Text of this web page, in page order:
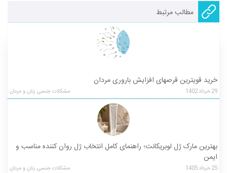
مطالب مرتبط
خرید قویترین قرصهای افزایش باروری مردان
29خرداد1402 مشکلات جنسی زنان و مردان
بهترین مارک ژل لوبریکانت؛ راهنمای کامل انتخاب ژل روان کننده مناسب و
ایمن
25خرداد1405 مشکلات جنسی زنان و مردان